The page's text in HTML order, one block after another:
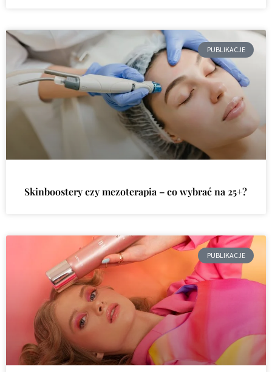
PUBLIKACJE
Skinboostery czy mezoterapia – co wybrać na 25+?
PUBLIKACJE